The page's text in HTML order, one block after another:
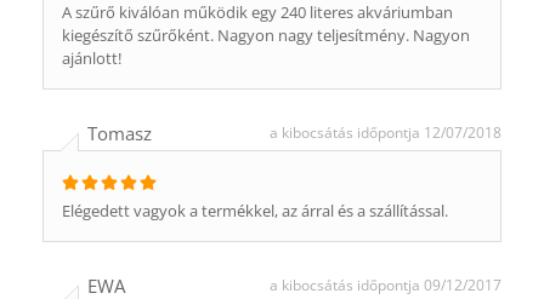
A szűrő kiválóan működik egy 240 literes akváriumban
kiegészítő szűrőként. Nagyon nagy teljesítmény. Nagyon
ajánlott!
Tomasz a kibocsátás időpontja 12/07/2018
Elégedett vagyok a termékkel, az árral és a szállítással.
EWA a kibocsátás időpontja 09/12/2017